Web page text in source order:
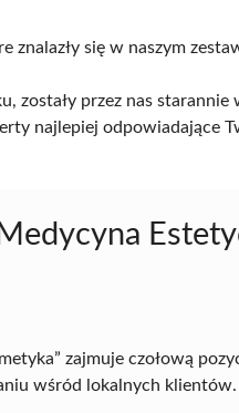
znalazły się w naszym
zostały przez nas starannie
najlepiej odpowiadające
zajmuje czołową
wśród lokalnych klientów.